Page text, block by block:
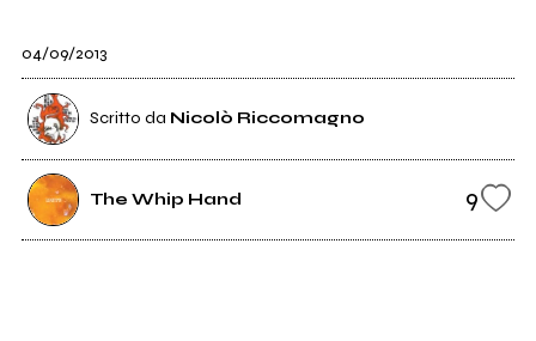
04/09/2013
Scritto da Nicolò Riccomagno
The Whip Hand 9